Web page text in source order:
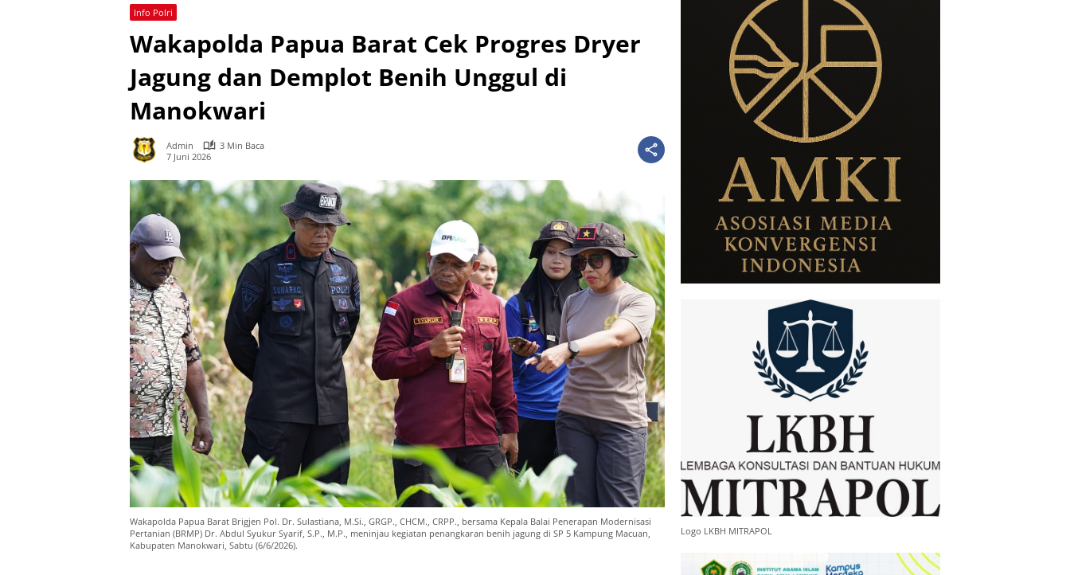
Info Polri
Wakapolda Papua Barat Cek Progres Dryer
Jagung dan Demplot Benih Unggul di
Manokwari
Admin
3 Min Baca
7 Juni 2026
Wakapolda Papua Barat Brigjen Pol. Dr. Sulastiana, M.Si., GRGP., CHCM., CRPP., bersama Kepala Balai Penerapan Modernisasi
Pertanian (BRMP) Dr. Abdul Syukur Syarif, S.P., M.P., meninjau kegiatan penangkaran benih jagung di SP 5 Kampung Macuan,
Kabupaten Manokwari, Sabtu (6/6/2026).
Logo LKBH MITRAPOL